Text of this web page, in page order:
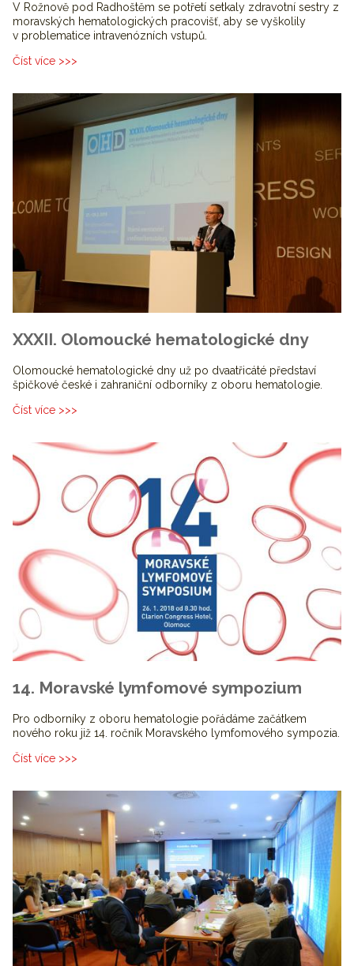
V Rožnově pod Radhoštěm se potřetí setkaly zdravotní sestry z
moravských hematologických pracovišť, aby se vyškolily
v problematice intravenózních vstupů.
Číst více >>>
XXXII. Olomoucké hematologické dny
Olomoucké hematologické dny už po dvaatřicáté představí
špičkové české i zahraniční odborníky z oboru hematologie.
Číst více >>>
14. Moravské lymfomové sympozium
Pro odborníky z oboru hematologie pořádáme začátkem
nového roku již 14. ročník Moravského lymfomového sympozia.
Číst více >>>